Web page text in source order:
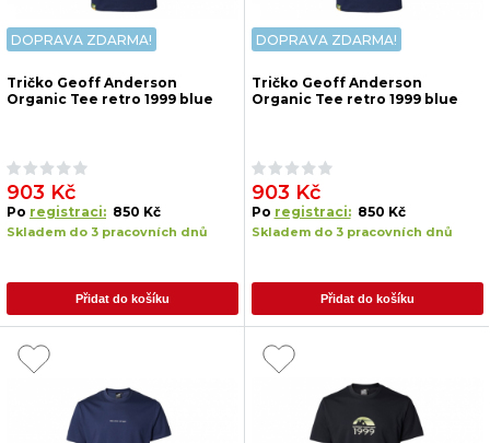
DOPRAVA ZDARMA!
Tričko Geoff Anderson
Organic Tee retro 1999 blue
903 Kč
Po registraci: 850 Kč
Skladem do 3 pracovních dnů
Přidat do košíku
DOPRAVA ZDARMA!
Tričko Geoff Anderson
Organic Tee retro 1999 blue
903 Kč
Po registraci: 850 Kč
Skladem do 3 pracovních dnů
Přidat do košíku